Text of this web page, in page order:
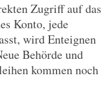
Zugriff auf das
Konto, jede
wird Enteignen
Behörde und
kommen noch